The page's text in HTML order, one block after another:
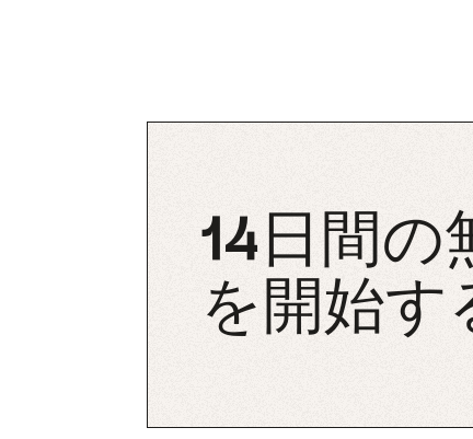
14日間の
を開始す